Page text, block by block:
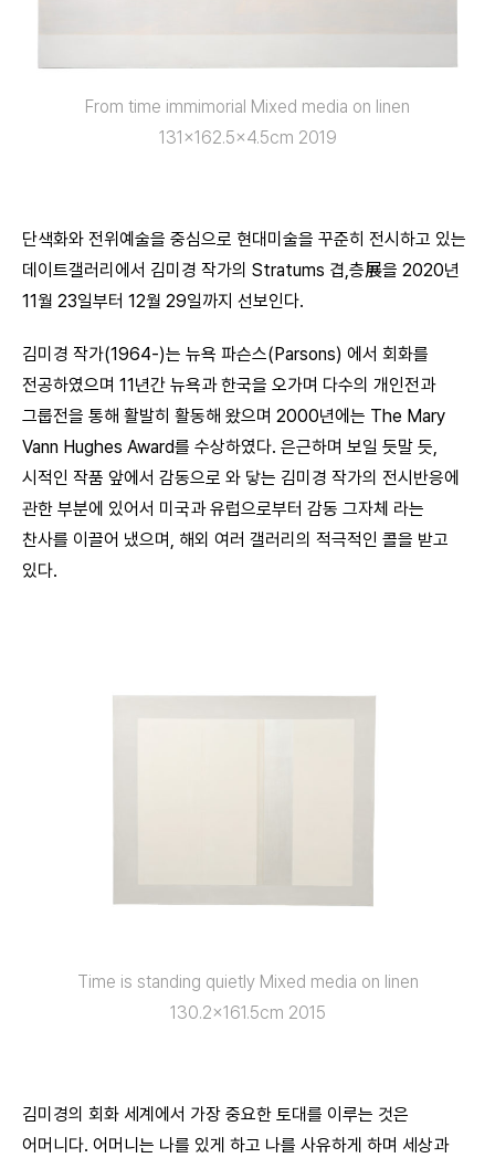
From time immimorial Mixed media on linen
131×162.5×4.5cm 2019
단색화와 전위예술을 중심으로 현대미술을 꾸준히 전시하고 있는
데이트갤러리에서 김미경 작가의 Stratums 겹,층展을 2020년
11월 23일부터 12월 29일까지 선보인다.
김미경 작가(1964-)는 뉴욕 파슨스(Parsons) 에서 회화를
전공하였으며 11년간 뉴욕과 한국을 오가며 다수의 개인전과
그룹전을 통해 활발히 활동해 왔으며 2000년에는 The Mary
Vann Hughes Award를 수상하였다. 은근하며 보일 듯말 듯,
시적인 작품 앞에서 감동으로 와 닿는 김미경 작가의 전시반응에
관한 부분에 있어서 미국과 유럽으로부터 감동 그자체 라는
찬사를 이끌어 냈으며, 해외 여러 갤러리의 적극적인 콜을 받고
있다.
Time is standing quietly Mixed media on linen
130.2×161.5cm 2015
김미경의 회화 세계에서 가장 중요한 토대를 이루는 것은
어머니다. 어머니는 나를 있게 하고 나를 사유하게 하며 세상과